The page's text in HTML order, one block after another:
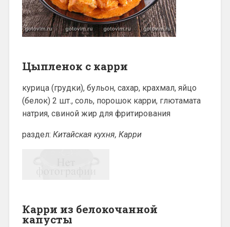
Цыпленок с карри
курица (грудки), бульон, сахар, крахмал, яйцо
(белок) 2 шт., соль, порошок карри, глютамата
натрия, свиной жир для фритирования
раздел: Китайская кухня, Карри
Карри из белокочанной
капусты